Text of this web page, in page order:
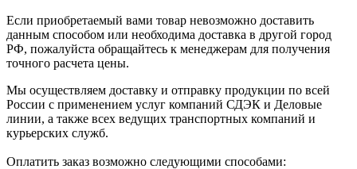
Если приобретаемый вами товар невозможно доставить
данным способом или необходима доставка в другой город
РФ, пожалуйста обращайтесь к менеджерам для получения
точного расчета цены.
Мы осуществляем доставку и отправку продукции по всей
России с применением услуг компаний СДЭК и Деловые
линии, а также всех ведущих транспортных компаний и
курьерских служб.
Оплатить заказ возможно следующими способами: